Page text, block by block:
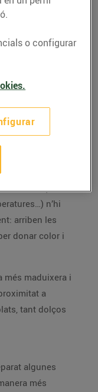
l’han
de l’any
l’abril (els
n’hi
arriben les
donar color i
més maduixera i
a
tant dolços
algunes
més
o configurar